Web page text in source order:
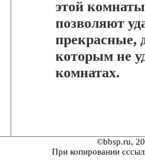
этой
позволяют
прекрасные,
которым не
комнатах.
©bbsp.ru,
При копировании